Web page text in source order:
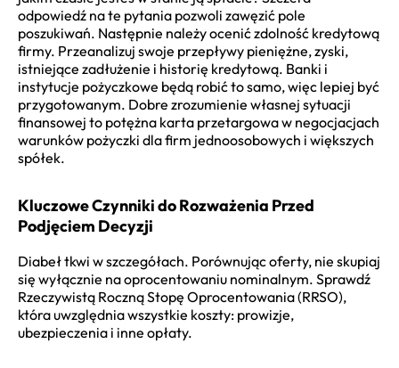
odpowiedź na te pytania pozwoli zawęzić pole
poszukiwań. Następnie należy ocenić zdolność kredytową
firmy. Przeanalizuj swoje przepływy pieniężne, zyski,
istniejące zadłużenie i historię kredytową. Banki i
instytucje pożyczkowe będą robić to samo, więc lepiej być
przygotowanym. Dobre zrozumienie własnej sytuacji
finansowej to potężna karta przetargowa w negocjacjach
warunków pożyczki dla firm jednoosobowych i większych
spółek.
Kluczowe Czynniki do Rozważenia Przed
Podjęciem Decyzji
Diabeł tkwi w szczegółach. Porównując oferty, nie skupiaj
się wyłącznie na oprocentowaniu nominalnym. Sprawdź
Rzeczywistą Roczną Stopę Oprocentowania (RRSO),
która uwzględnia wszystkie koszty: prowizje,
ubezpieczenia i inne opłaty.